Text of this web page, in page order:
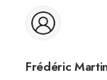
Frédéric